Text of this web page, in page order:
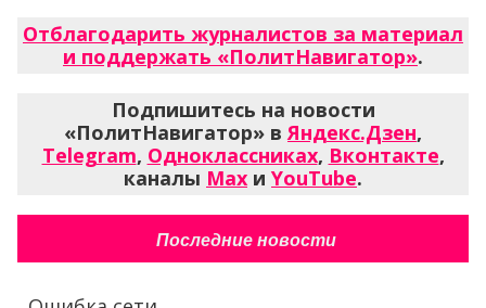
Отблагодарить журналистов за материал
и поддержать «ПолитНавигатор».
Подпишитесь на новости
«ПолитНавигатор» вЯндекс.Дзен,
Telegram, Одноклассниках, Вконтакте,
каналы Max и YouTube.
Последние новости